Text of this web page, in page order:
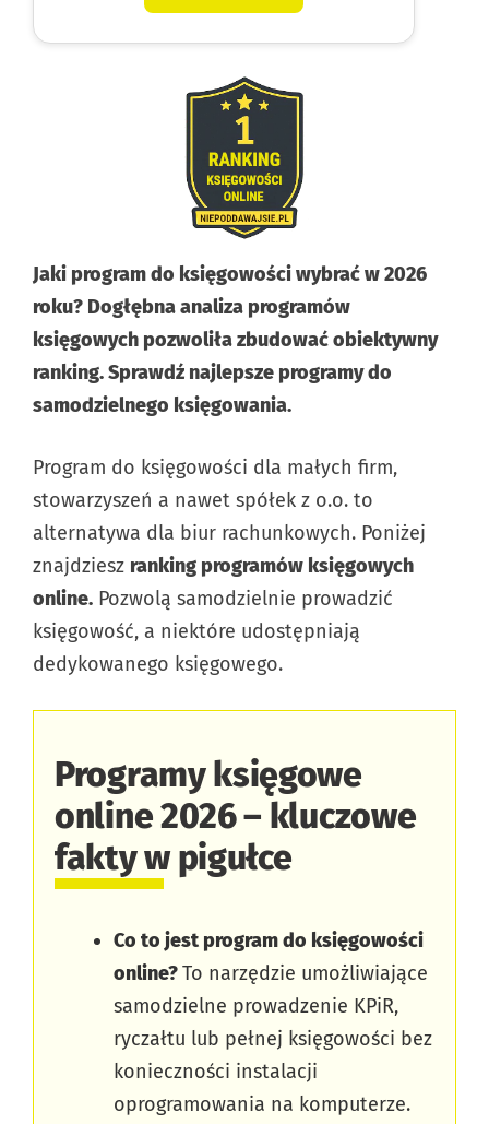
Jaki program do księgowości wybrać w 2026
roku? Dogłębna analiza programów
księgowych pozwoliła zbudować obiektywny
ranking. Sprawdź najlepsze programy do
samodzielnego księgowania.
Program do księgowości dla małych firm,
stowarzyszeń a nawet spółek z o.o. to
alternatywa dla biur rachunkowych. Poniżej
znajdziesz ranking programów księgowych
online. Pozwolą samodzielnie prowadzić
księgowość, a niektóre udostępniają
dedykowanego księgowego.
Programy księgowe
online 2026 – kluczowe
fakty w pigułce
Co to jest program do księgowości
online?To narzędzie umożliwiające
samodzielne prowadzenie KPiR,
ryczałtu lub pełnej księgowości bez
konieczności instalacji
oprogramowania na komputerze.